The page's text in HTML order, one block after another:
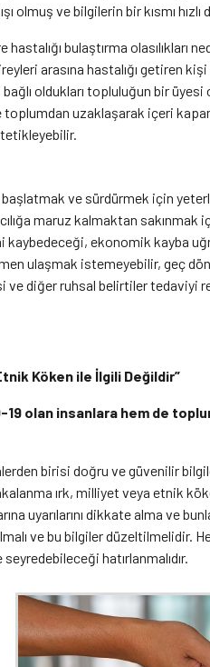
olmuş ve bilgilerin bir kısmı
bulaştırma olasılıkları
arasına hastalığı getiren
oldukları topluluğun bir üyesi
toplumdan uzaklaşarak içeri
tetikleyebilir.
başlatmak ve sürdürmek için
maruz kalmaktan sakınmak
kaybedeceği, ekonomik kayba
ulaşmak istemeyebilir, geç
ve diğer ruhsal belirtiler tedaviyi
Köken ile İlgili Değildir”
19 olan insanlara hem de
birisi doğru ve güvenilir
ırk, milliyet veya etnik
uyarılarını dikkate alma ve
ve bu bilgiler düzeltilmelidir.
hatırlanmalıdır.